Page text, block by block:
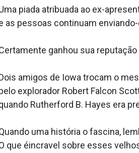
piada atribua­da ao ex-
as pessoas continuam enviando-
ganhou sua
amigos de Iowa trocam o
explorador Robert Falcon
Rutherford B. Hayes era
uma história o fascina,
que éincra­vel sobre esses